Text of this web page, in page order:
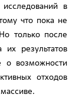
в
что пока не
только после
результатов
о возможности
отходов